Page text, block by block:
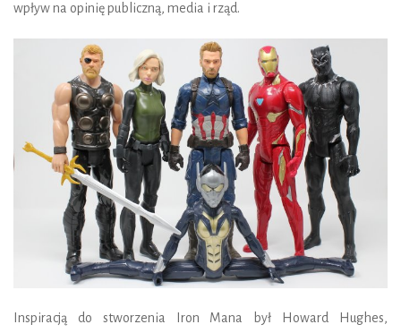
wpływ na opinię publiczną, media i rząd.
Inspiracją do stworzenia Iron Mana był Howard Hughes,